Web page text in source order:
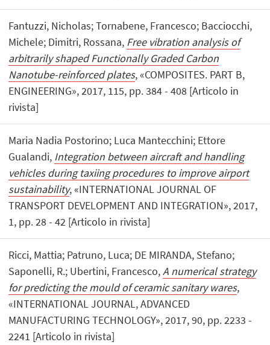
Fantuzzi, Nicholas; Tornabene, Francesco; Bacciocchi,
Michele; Dimitri, Rossana, Free vibration analysis of
arbitrarily shaped Functionally Graded Carbon
Nanotube-reinforced plates, «COMPOSITES. PART B,
ENGINEERING», 2017, 115, pp. 384 - 408 [Articolo in
rivista]
Maria Nadia Postorino; Luca Mantecchini; Ettore
Gualandi, Integration between aircraft and handling
vehicles during taxiing procedures to improve airport
sustainability, «INTERNATIONAL JOURNAL OF
TRANSPORT DEVELOPMENT AND INTEGRATION», 2017,
1, pp. 28 - 42 [Articolo in rivista]
Ricci, Mattia; Patruno, Luca; DE MIRANDA, Stefano;
Saponelli, R.; Ubertini, Francesco,A numerical strategy
for predicting the mould of ceramic sanitary wares,
«INTERNATIONAL JOURNAL, ADVANCED
MANUFACTURING TECHNOLOGY», 2017, 90, pp. 2233 -
2241 [Articolo in rivista]